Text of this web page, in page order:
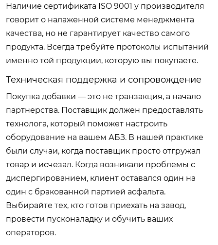
Наличие сертификата ISO 9001 у производителя
говорит о налаженной системе менеджмента
качества, но не гарантирует качество самого
продукта. Всегда требуйте протоколы испытаний
именно той продукции, которую вы покупаете.
Техническая поддержка и сопровождение
Покупка добавки — это не транзакция, а начало
партнерства. Поставщик должен предоставлять
технолога, который поможет настроить
оборудование на вашем АБЗ. В нашей практике
были случаи, когда поставщик просто отгружал
товар и исчезал. Когда возникали проблемы с
диспергированием, клиент оставался один на
один с бракованной партией асфальта.
Выбирайте тех, кто готов приехать на завод,
провести пусконаладку и обучить ваших
операторов.